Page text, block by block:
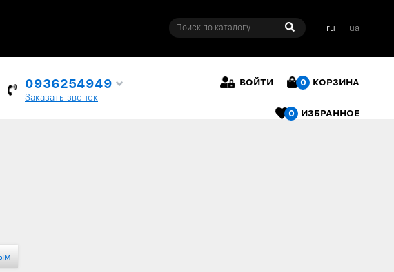
ru ua
0936254949
Заказать звонок
0 КОРЗИНА
ВОЙТИ
0 ИЗБРАННОЕ